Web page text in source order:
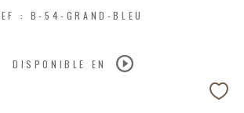
: B-54-GRAND-BLEU
DISPONIBLE EN